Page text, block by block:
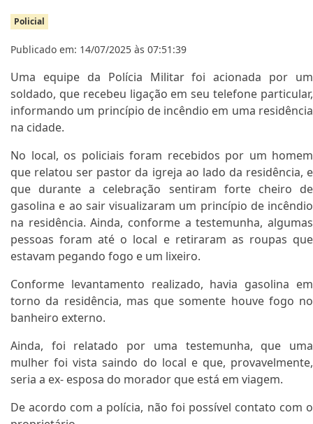
Policial
Publicado em: 14/07/2025 às 07:51:39
Uma equipe da Polícia Militar foi acionada por um
soldado, que recebeu ligação em seu telefone particular,
informando um princípio de incêndio em uma residência
na cidade.
No local, os policiais foram recebidos por um homem
que relatou ser pastor da igreja ao lado da residência, e
que durante a celebração sentiram forte cheiro de
gasolina e ao sair visualizaram um princípio de incêndio
na residência. Ainda, conforme a testemunha, algumas
pessoas foram até o local e retiraram as roupas que
estavam pegando fogo e um lixeiro.
Conforme levantamento realizado, havia gasolina em
torno da residência, mas que somente houve fogo no
banheiro externo.
Ainda, foi relatado por uma testemunha, que uma
mulher foi vista saindo do local e que, provavelmente,
seria a ex- esposa do morador que está em viagem.
De acordo com a polícia, não foi possível contato com o